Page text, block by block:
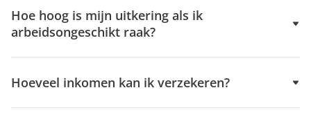
Hoe hoog is mijn uitkering als ik
arbeidsongeschikt raak?
Hoeveel inkomen kan ik verzekeren?